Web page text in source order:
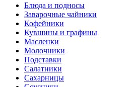
Блюда и подносы
Заварочные чайники
Кофейники
Кувшины и графины
Масленки
Молочники
Подставки
Салатники
Сахарницы